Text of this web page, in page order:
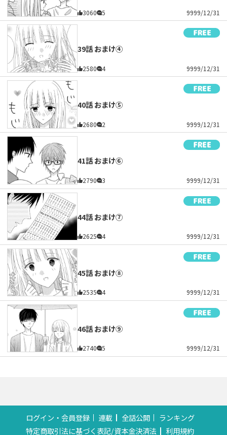
3060 5 9999/12/31
39話 おまけ④
2580 4 9999/12/31
40話 おまけ⑤
2680 2 9999/12/31
41話 おまけ⑥
2790 3 9999/12/31
44話 おまけ⑦
2625 4 9999/12/31
45話 おまけ⑧
2535 4 9999/12/31
46話 おまけ⑨
2740 5 9999/12/31
ログイン・会員登録 連載 全話公開
ランキング
特定商取引法に基づく表記/資本金決済法
利用規約